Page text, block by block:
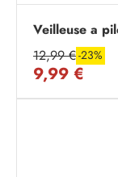
Veilleuse a
12,99 €-23%
9,99 €